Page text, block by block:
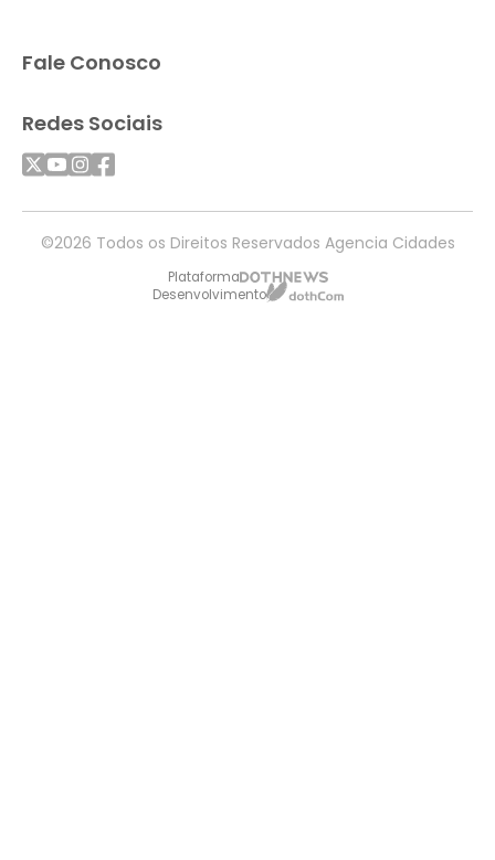
Fale Conosco
Redes Sociais
©2026 Todos os Direitos Reservados Agencia Cidades
Plataforma
Desenvolvimento